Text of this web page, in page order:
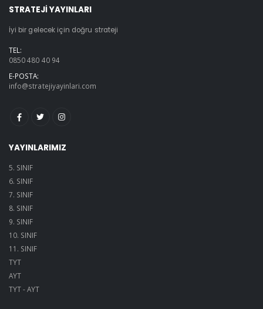
STRATEJİ YAYINLARI
İyi bir gelecek için doğru strateji
TEL:
0850 480 40 94
E-POSTA:
info@stratejiyayinlari.com
YAYINLARIMIZ
5. SINIF
6. SINIF
7. SINIF
8. SINIF
9. SINIF
10. SINIF
11. SINIF
TYT
AYT
TYT - AYT